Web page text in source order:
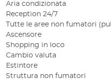
Aria condizionata
Reception 24/7
Tutte le aree non fumatori
Ascensore
Shopping in loco
Cambio valuta
Estintore
Struttura non fumatori